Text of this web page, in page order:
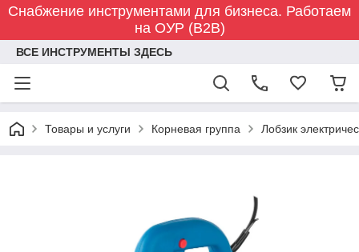
Снабжение инструментами для бизнеса. Работаем
на ОУР (B2B)
ВСЕ ИНСТРУМЕНТЫ ЗДЕСЬ
Товары и услуги Корневая группа Лобзик